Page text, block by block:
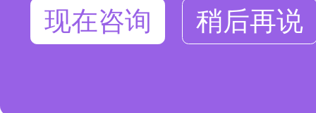
现在咨询 稍后再说